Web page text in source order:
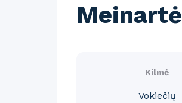
Meinartė
Kilmė
Vokiečių